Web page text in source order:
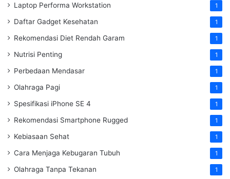
Laptop Performa Workstation 1
Daftar Gadget Kesehatan 1
Rekomendasi Diet Rendah Garam 1
Nutrisi Penting 1
Perbedaan Mendasar 1
Olahraga Pagi 1
Spesifikasi iPhone SE 4 1
Rekomendasi Smartphone Rugged 1
Kebiasaan Sehat 1
Cara Menjaga Kebugaran Tubuh 1
Olahraga Tanpa Tekanan 1